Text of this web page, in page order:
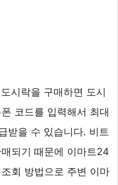
시락을 구매하면 도시
코드를 입력해서 최대
받을 수 있습니다. 비트
되기 때문에 이마트24
회 방법으로 주변 이마